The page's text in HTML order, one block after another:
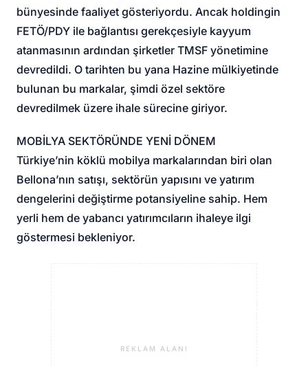
bünyesinde faaliyet gösteriyordu. Ancak holdingin
FETÖ/PDY ile bağlantısı gerekçesiyle kayyum
atanmasının ardından şirketler TMSF yönetimine
devredildi. O tarihten bu yana Hazine mülkiyetinde
bulunan bu markalar, şimdi özel sektöre
devredilmek üzere ihale sürecine giriyor.
MOBİLYA SEKTÖRÜNDE YENİ DÖNEM
Türkiye’nin köklü mobilya markalarından biri olan
Bellona’nın satışı, sektörün yapısını ve yatırım
dengelerini değiştirme potansiyeline sahip. Hem
yerli hem de yabancı yatırımcıların ihaleye ilgi
göstermesi bekleniyor.
REKLAM ALANI